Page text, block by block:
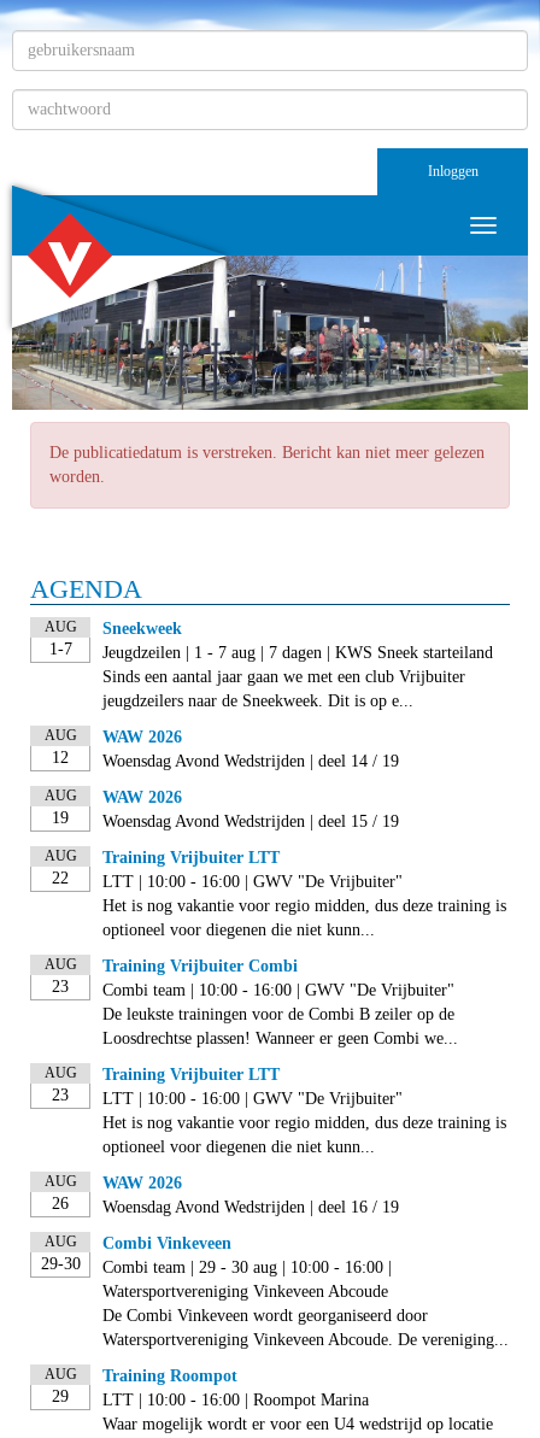
Inloggen
Toggle
De publicatiedatum is verstreken. Bericht kan niet meer gelezen
worden.
AGENDA
AUG
1-7
Sneekweek
Jeugdzeilen | 1 - 7 aug | 7 dagen | KWS Sneek starteiland
Sinds een aantal jaar gaan we met een club Vrijbuiter
jeugdzeilers naar de Sneekweek. Dit is op e...
AUG
12
WAW 2026
Woensdag Avond Wedstrijden | deel 14 / 19
AUG
19
WAW 2026
Woensdag Avond Wedstrijden | deel 15 / 19
AUG
22
Training Vrijbuiter LTT
LTT | 10:00 - 16:00 | GWV "De Vrijbuiter"
Het is nog vakantie voor regio midden, dus deze training is
optioneel voor diegenen die niet kunn...
AUG
23
Training Vrijbuiter Combi
Combi team | 10:00 - 16:00 | GWV "De Vrijbuiter"
De leukste trainingen voor de Combi B zeiler op de
Loosdrechtse plassen! Wanneer er geen Combi we...
AUG
23
Training Vrijbuiter LTT
LTT | 10:00 - 16:00 | GWV "De Vrijbuiter"
Het is nog vakantie voor regio midden, dus deze training is
optioneel voor diegenen die niet kunn...
AUG
26
WAW 2026
Woensdag Avond Wedstrijden | deel 16 / 19
AUG
29-30
Combi Vinkeveen
Combi team | 29 - 30 aug | 10:00 - 16:00 |
Watersportvereniging Vinkeveen Abcoude
De Combi Vinkeveen wordt georganiseerd door
Watersportvereniging Vinkeveen Abcoude. De vereniging...
AUG
29
Training Roompot
LTT | 10:00 - 16:00 | Roompot Marina
Waar mogelijk wordt er voor een U4 wedstrijd op locatie